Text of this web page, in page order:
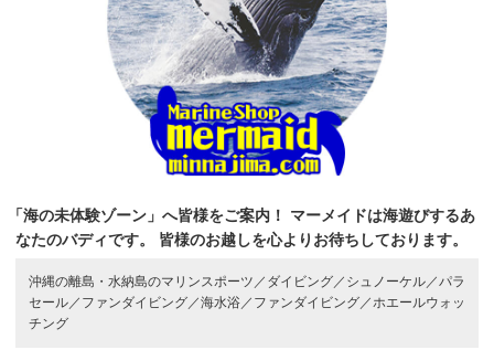
「海の未体験ゾーン」へ皆様をご案内！
マーメイドは海遊びするあ
なたのバディです。
皆様のお越しを心よりお待ちしております。
沖縄の離島・水納島のマリンスポーツ／ ダイビング／ シュノーケル／ パラ
セール／ ファンダイビング／海水浴／ ファンダイビング／ ホエールウォッ
チング